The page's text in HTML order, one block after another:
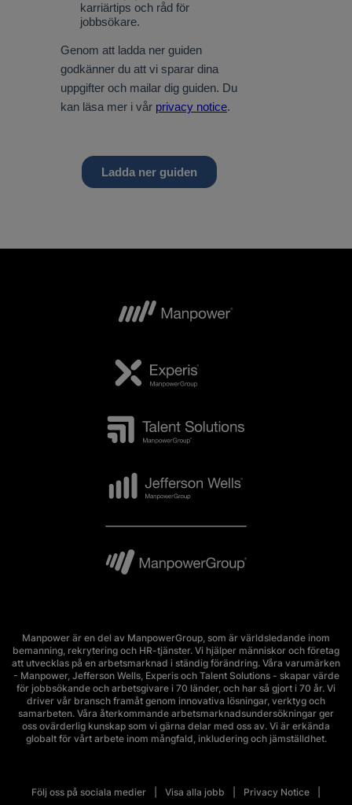
Manpower är en del av ManpowerGroup, som är världsledande inom
bemanning, rekrytering och HR-tjänster. Vi hjälper människor och företag
att utvecklas på en arbetsmarknad i ständig förändring. Våra varumärken
- Manpower, Jefferson Wells, Experis och Talent Solutions - skapar värde
för jobbsökande och arbetsgivare i 70 länder, och har så gjort i 70 år. Vi
driver vår bransch framåt genom innovativa lösningar, verktyg och
samarbeten. Våra återkommande arbetsmarknadsundersökningar ger
oss ovärderlig kunskap som vi gärna delar med oss av. Vi är erkända
globalt för vårt arbete inom mångfald, inkludering och jämställdhet.
Följ oss på sociala medier Visa alla jobb Privacy Notice